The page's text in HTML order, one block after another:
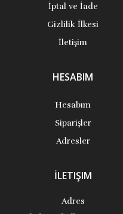
İptal ve İade
Gizlilik İlkesi
İletişim
HESABIM
Hesabım
Siparişler
Adresler
İLETIŞIM
Adres